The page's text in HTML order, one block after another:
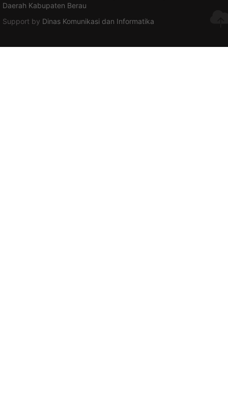
Daerah Kabupaten Berau
Support by Dinas Komunikasi dan Informatika